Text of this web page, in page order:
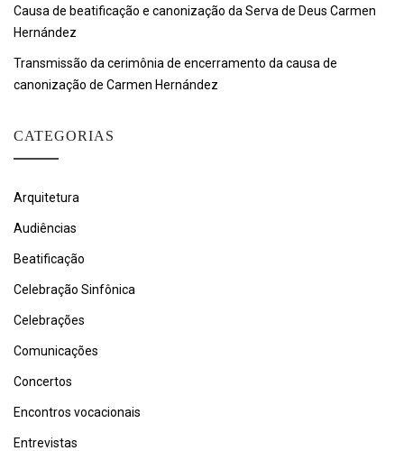
Causa de beatificação e canonização da Serva de Deus Carmen
Hernández
Transmissão da cerimônia de encerramento da causa de
canonização de Carmen Hernández
CATEGORIAS
Arquitetura
Audiências
Beatificação
Celebração Sinfônica
Celebrações
Comunicações
Concertos
Encontros vocacionais
Entrevistas